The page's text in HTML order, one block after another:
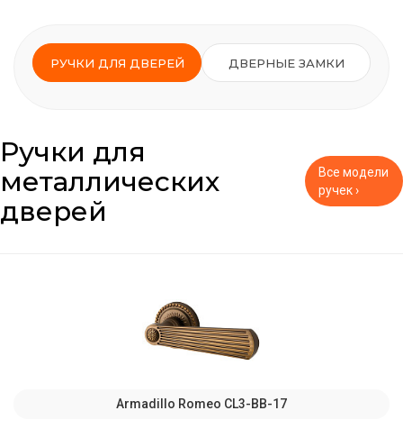
РУЧКИ ДЛЯ ДВЕРЕЙ ДВЕРНЫЕ ЗАМКИ
Ручки для
металлических
дверей
Все модели
ручек ›
Armadillo Romeo CL3-BB-17